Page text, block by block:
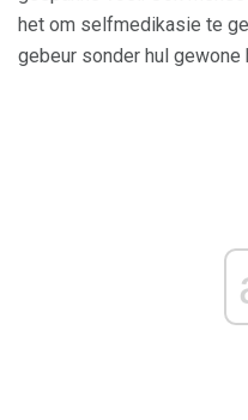
het om selfmedikasie te
gebeur sonder hul gewone